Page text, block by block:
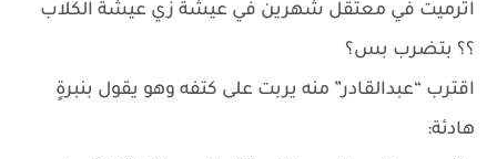
اترميت في معتقل شهرين في عيشة زي عيشة الكلاب
؟؟ بتضرب بس؟
اقترب “عبدالقادر” منه يربت على كتفه وهو يقول بنبرةٍ
هادئة: